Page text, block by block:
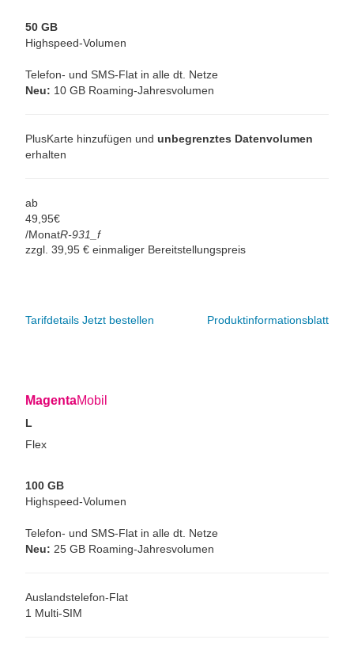
50 GB
Highspeed-Volumen
Telefon- und SMS-Flat in alle dt. Netze
Neu: 10 GB Roaming-Jahresvolumen
PlusKarte hinzufügen und unbegrenztes Datenvolumen
erhalten
ab
49, 95€
/MonatR-931_f
zzgl. 39,95 € einmaliger Bereitstellungspreis
Produktinformationsblatt
Tarifdetails Jetzt bestellen
MagentaMobil
L
Flex
100 GB
Highspeed-Volumen
Telefon- und SMS-Flat in alle dt. Netze
Neu: 25 GB Roaming-Jahresvolumen
Auslandstelefon-Flat
1 Multi-SIM